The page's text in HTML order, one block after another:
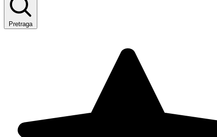
Pretraga